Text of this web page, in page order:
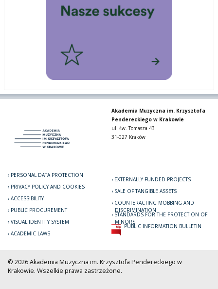
Akademia Muzyczna im. Krzysztofa
Pendereckiego w Krakowie
ul. św. Tomasza 43
31-027 Kraków
PERSONAL DATA PROTECTION
PRIVACY POLICY AND COOKIES
ACCESSIBILITY
PUBLIC PROCUREMENT
VISUAL IDENTITY SYSTEM
ACADEMIC LAWS
EXTERNALLY FUNDED PROJECTS
SALE OF TANGIBLE ASSETS
COUNTERACTING MOBBING AND
DISCRIMINATION
STANDARDS FOR THE PROTECTION OF
MINORS
PUBLIC INFORMATION BULLETIN
© 2026 Akademia Muzyczna im. Krzysztofa Pendereckiego w
Krakowie. Wszelkie prawa zastrzeżone.